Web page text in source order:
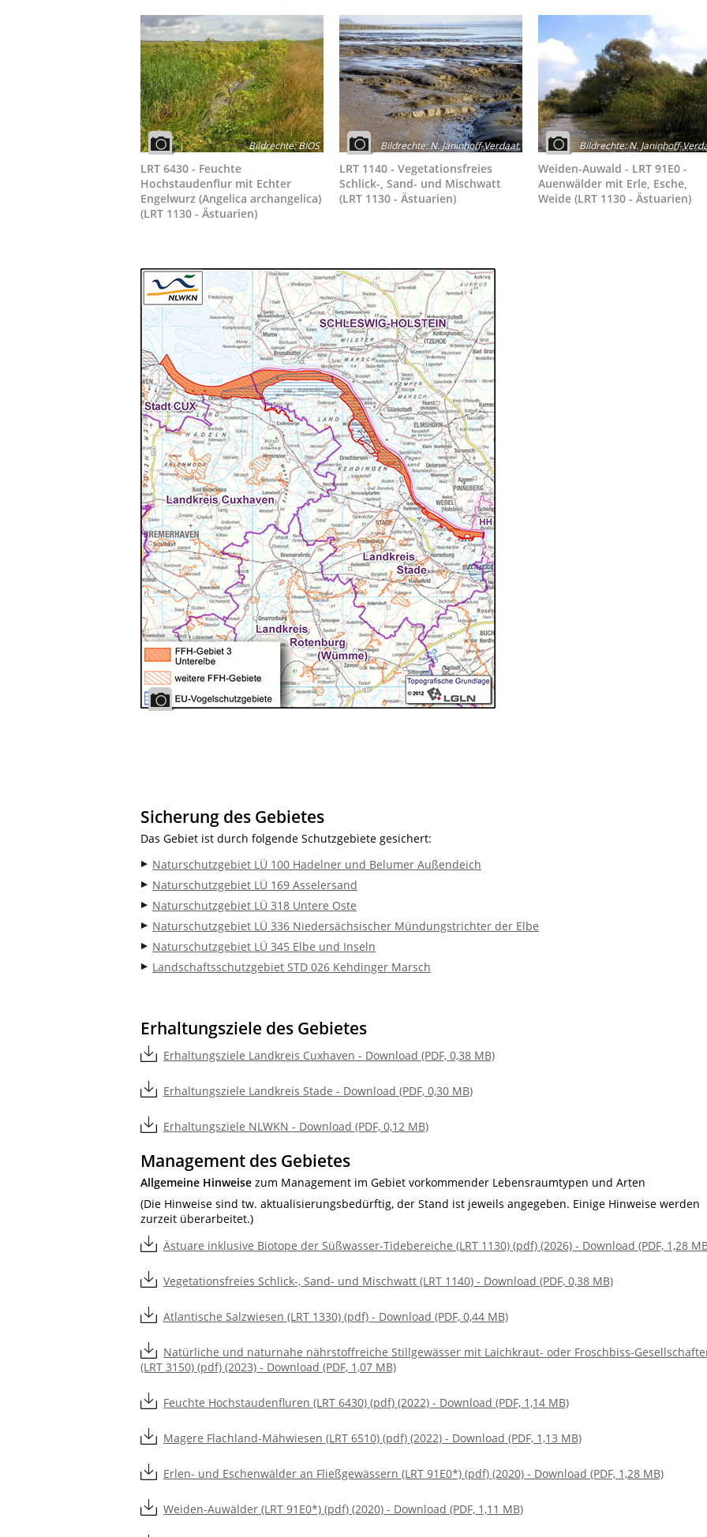
Bildrechte:BIOS
LRT 6430 - Feuchte
Hochstaudenflur mit Echter
Engelwurz (Angelica archangelica)
(LRT 1130 - Ästuarien)
Bildrechte:N. Janinhoff-Verdaat
LRT 1140 - Vegetationsfreies
Schlick-, Sand- und Mischwatt
(LRT 1130 - Ästuarien)
Bildrechte:N. Janinhoff-
Weiden-Auwald - LRT 91E0 -
Auenwälder mit Erle, Esche,
Weide (LRT 1130 - Ästuarien)
Sicherung des Gebietes
Das Gebiet ist durch folgende Schutzgebiete gesichert:
Naturschutzgebiet LÜ 100 Hadelner und Belumer Außendeich
Naturschutzgebiet LÜ 169 Asselersand
Naturschutzgebiet LÜ 318 Untere Oste
Naturschutzgebiet LÜ 336 Niedersächsischer Mündungstrichter der Elbe
Naturschutzgebiet LÜ 345 Elbe und Inseln
Landschaftsschutzgebiet STD 026 Kehdinger Marsch
Erhaltungsziele des Gebietes
Erhaltungsziele Landkreis Cuxhaven - Download (PDF, 0,38 MB)
Erhaltungsziele Landkreis Stade - Download (PDF, 0,30 MB)
Erhaltungsziele NLWKN - Download (PDF, 0,12 MB)
Management des Gebietes
Allgemeine Hinweise zum Management im Gebiet vorkommender Lebensraumtypen und Arten
(Die Hinweise sind tw. aktualisierungsbedürftig, der Stand ist jeweils angegeben. Einige Hinweise werden
zurzeit überarbeitet.)
Ästuare inklusive Biotope der Süßwasser-Tidebereiche (LRT 1130) (pdf) (2026) - Download (PDF, 1,28
Vegetationsfreies Schlick-, Sand- und Mischwatt (LRT 1140) - Download (PDF, 0,38 MB)
Atlantische Salzwiesen (LRT 1330) (pdf) - Download (PDF, 0,44 MB)
Natürliche und naturnahe nährstoffreiche Stillgewässer mit Laichkraut- oder Froschbiss-
(LRT 3150) (pdf) (2023) - Download (PDF, 1,07 MB)
Feuchte Hochstaudenfluren (LRT 6430) (pdf) (2022) - Download (PDF, 1,14 MB)
Magere Flachland-Mähwiesen (LRT 6510) (pdf) (2022) - Download (PDF, 1,13 MB)
Erlen- und Eschenwälder an Fließgewässern (LRT 91E0*) (pdf) (2020) - Download (PDF, 1,28 MB)
Weiden-Auwälder (LRT 91E0*) (pdf) (2020) - Download (PDF, 1,11 MB)